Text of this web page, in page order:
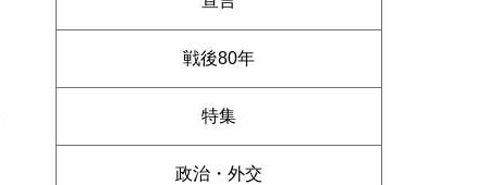
戦後80年
特集
政治・外交